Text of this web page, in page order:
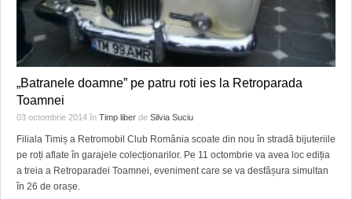
„Batranele doamne” pe patru roti ies la Retroparada
Toamnei
03 octombrie 2014 în Timp liber de Silvia Suciu
Filiala Timiș a Retromobil Club România scoate din nou în stradă bijuteriile
pe roți aflate în garajele colecționarilor. Pe 11 octombrie va avea loc ediția
a treia a Retroparadei Toamnei, eveniment care se va desfășura simultan
în 26 de orașe.